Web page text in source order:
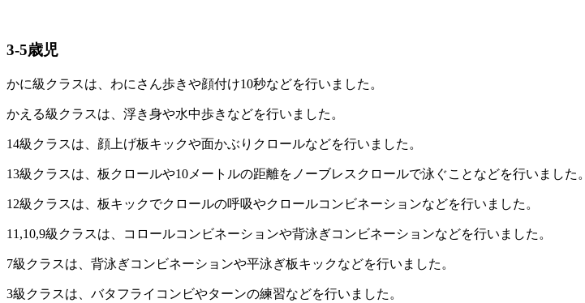
3-5歳児
かに級クラスは、わにさん歩きや顔付け10秒などを行いました。
かえる級クラスは、浮き身や水中歩きなどを行いました。
14級クラスは、顔上げ板キックや面かぶりクロールなどを行いました。
13級クラスは、板クロールや10メートルの距離をノーブレスクロールで泳ぐことなどを行いました。
12級クラスは、板キックでクロールの呼吸やクロールコンビネーションなどを行いました。
11,10,9級クラスは、コロールコンビネーションや背泳ぎコンビネーションなどを行いました。
7級クラスは、背泳ぎコンビネーションや平泳ぎ板キックなどを行いました。
3級クラスは、バタフライコンビやターンの練習などを行いました。